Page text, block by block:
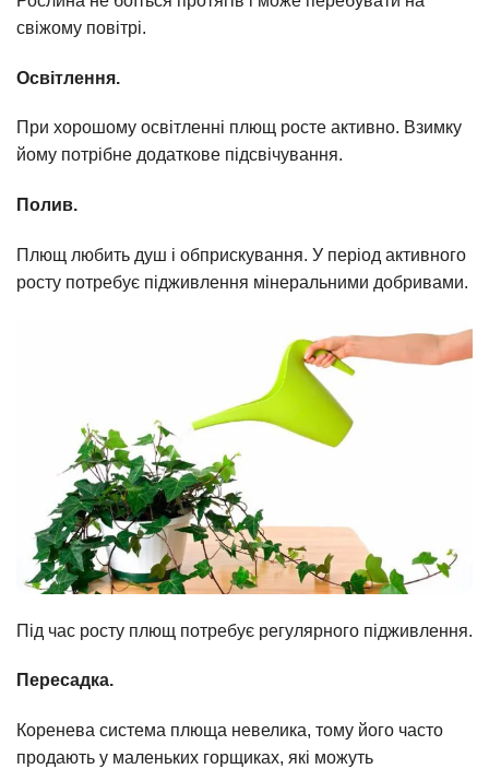
свіжому повітрі.
Освітлення.
При хорошому освітленні плющ росте активно. Взимку
йому потрібне додаткове підсвічування.
Полив.
Плющ любить душ і обприскування. У період активного
росту потребує підживлення мінеральними добривами.
Під час росту плющ потребує регулярного підживлення.
Пересадка.
Коренева система плюща невелика, тому його часто
продають у маленьких горщиках, які можуть